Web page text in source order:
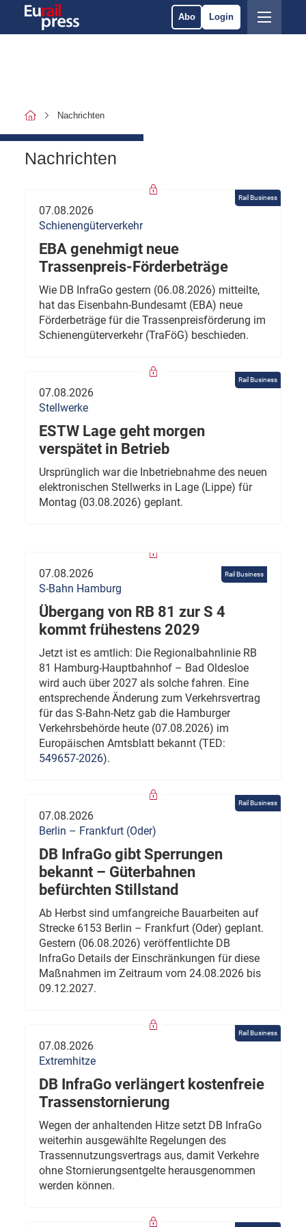
Abo Login
Nachrichten
Nachrichten
Rail Business
07.08.2026
Schienengüterverkehr
EBA genehmigt neue
Trassenpreis-Förderbeträge
Wie DB InfraGo gestern (06.08.2026) mitteilte,
hat das Eisenbahn-Bundesamt (EBA) neue
Förderbeträge für die Trassenpreisförderung im
Schienengüterverkehr (TraFöG) beschieden.
Rail Business
07.08.2026
Stellwerke
ESTW Lage geht morgen
verspätet in Betrieb
Ursprünglich war die Inbetriebnahme des neuen
elektronischen Stellwerks in Lage (Lippe) für
Montag (03.08.2026) geplant.
Rail Business
07.08.2026
S-Bahn Hamburg
Übergang von RB 81 zur S 4
kommt frühestens 2029
Jetzt ist es amtlich: Die Regionalbahnlinie RB
81 Hamburg-Hauptbahnhof – Bad Oldesloe
wird auch über 2027 als solche fahren. Eine
entsprechende Änderung zum Verkehrsvertrag
für das S-Bahn-Netz gab die Hamburger
Verkehrsbehörde heute (07.08.2026) im
Europäischen Amtsblatt bekannt (TED:
549657-2026).
Rail Business
07.08.2026
Berlin – Frankfurt (Oder)
DB InfraGo gibt Sperrungen
bekannt – Güterbahnen
befürchten Stillstand
Ab Herbst sind umfangreiche Bauarbeiten auf
Strecke 6153 Berlin – Frankfurt (Oder) geplant.
Gestern (06.08.2026) veröffentlichte DB
InfraGo Details der Einschränkungen für diese
Maßnahmen im Zeitraum vom 24.08.2026 bis
09.12.2027.
Rail Business
07.08.2026
Extremhitze
DB InfraGo verlängert kostenfreie
Trassenstornierung
Wegen der anhaltenden Hitze setzt DB InfraGo
weiterhin ausgewählte Regelungen des
Trassennutzungsvertrags aus, damit Verkehre
ohne Stornierungsentgelte herausgenommen
werden können.